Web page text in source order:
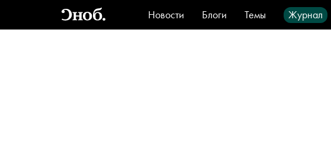
Новости Блоги Темы Журнал
Стиль
Видео Город